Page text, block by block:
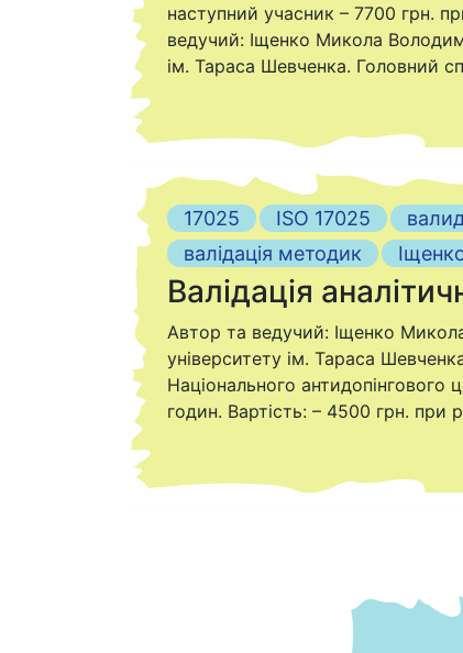
наступний учасник – 7700 грн.
ведучий: Іщенко Микола
ім. Тараса Шевченка. Головний
17025 ISO 17025
валідація методик
Валідація
Автор та ведучий: Іщенко
університету ім. Тараса
Національного антидопінгового
годин. Вартість: – 4500 грн. при